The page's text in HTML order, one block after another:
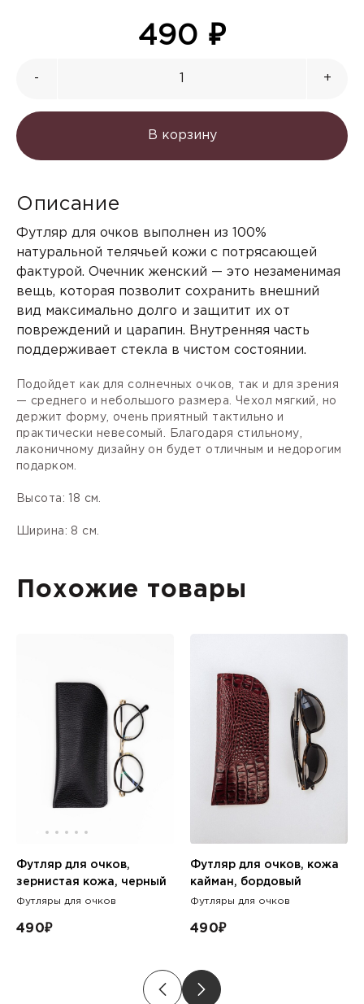
490 ₽
+
-
В корзину
Описание
Футляр для очков выполнен из 100%
натуральной телячьей кожи с потрясающей
фактурой. Очечник женский — это незаменимая
вещь, которая позволит сохранить внешний
вид максимально долго и защитит их от
повреждений и царапин. Внутренняя часть
поддерживает стекла в чистом состоянии.
Подойдет как для солнечных очков, так и для зрения
— среднего и небольшого размера. Чехол мягкий, но
держит форму, очень приятный тактильно и
практически невесомый. Благодаря стильному,
лаконичному дизайну он будет отличным и недорогим
подарком.
Высота: 18 см.
Ширина: 8 см.
Похожие товары
Футляр для очков,
зернистая кожа, черный
Футляры для очков
490₽
Футляр для очков, кожа
кайман, бордовый
Футляры для очков
490₽